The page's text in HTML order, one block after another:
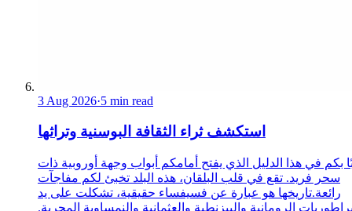
3 Aug 2026·5 min read
استكشف ثراء الثقافة البوسنية وتراثها
بكم في هذا الدليل الذي يفتح أمامكم أبواب وجهة أوروبية ذات
سحر فريد. تقع في قلب البلقان، هذه البلد تخبئ لكم مفاجآت
رائعة.تاريخها هو عبارة عن فسيفساء حقيقية، تشكلت على يد
الرومانية والبيزنطية والعثمانية والنمساوية المجرية.